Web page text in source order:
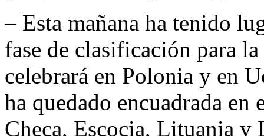
– Esta mañana ha tenido
fase de clasificación para
celebrará en Polonia y en
ha quedado encuadrada
Checa, Escocia, Lituania y